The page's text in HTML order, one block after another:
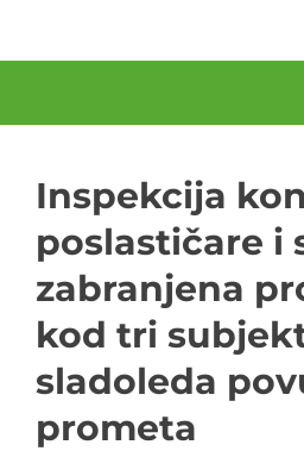
Inspekcija
poslastičare i
zabranjena
kod tri
sladoleda
prometa